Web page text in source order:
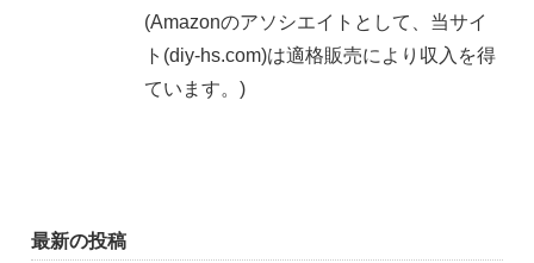
(Amazonのアソシエイトとして、当サイ
ト(diy-hs.com)は適格販売により収入を得
ています。)
最新の投稿